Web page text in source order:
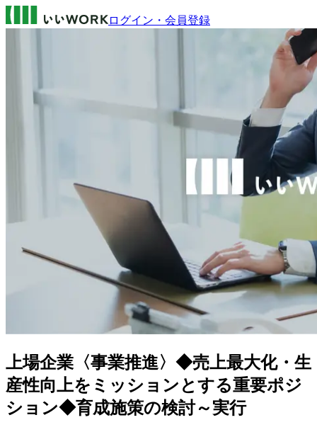
ログイン・会員登録
上場企業〈事業推進〉◆売上最大化・生
産性向上をミッションとする重要ポジ
ション◆育成施策の検討～実行